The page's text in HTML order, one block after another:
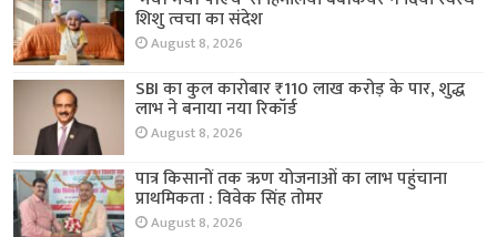
शिशु त्वचा का संदेश
August 8, 2026
SBI का कुल कारोबार ₹110 लाख करोड़ के पार, शुद्ध
लाभ ने बनाया नया रिकॉर्ड
August 8, 2026
पात्र किसानों तक ऋण योजनाओं का लाभ पहुंचाना
प्राथमिकता : विवेक सिंह तोमर
August 8, 2026